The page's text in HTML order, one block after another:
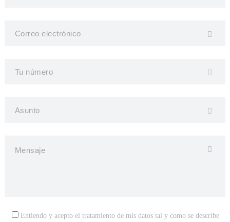
Entiendo y acepto el tratamiento de mis datos tal y como se describe